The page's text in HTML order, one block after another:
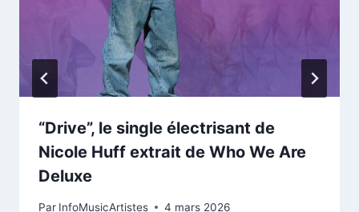
“Drive”, le single électrisant de
Nicole Huff extrait de Who We Are
Deluxe
Par InfoMusicArtistes 4 mars 2026